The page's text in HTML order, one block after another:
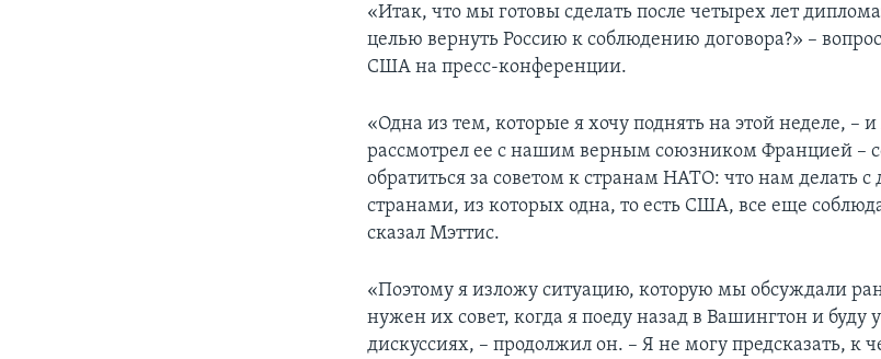
«Итак, что мы готовы сделать после четырех лет
целью вернуть Россию к соблюдению договора?» –
США на пресс-конференции.
«Одна из тем, которые я хочу поднять на этой неделе, –
рассмотрел ее с нашим верным союзником Францией –
обратиться за советом к странам НАТО: что нам делать
странами, из которых одна, то есть США, все еще
сказал Мэттис.
«Поэтому я изложу ситуацию, которую мы обсуждали
нужен их совет, когда я поеду назад в Вашингтон и буду
дискуссиях, – продолжил он. – Я не могу предсказать, к